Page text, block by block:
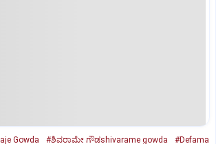
Gowda #ಶಿವರಾಮೇ ಗೌಡshivarame gowda
#Defama